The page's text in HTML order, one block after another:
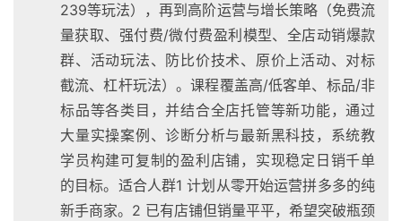
239等玩法），再到高阶运营与增长策略（免费流
量获取、强付费/微付费盈利模型、全店动销爆款
群、活动玩法、防比价技术、原价上活动、对标
截流、杠杆玩法）。课程覆盖高/低客单、标品/非
标品等各类目，并结合全店托管等新功能，通过
大量实操案例、诊断分析与最新黑科技，系统教
学员构建可复制的盈利店铺，实现稳定日销千单
的目标。适合人群1 计划从零开始运营拼多多的纯
新手商家。2 已有店铺但销量平平，希望突破瓶颈